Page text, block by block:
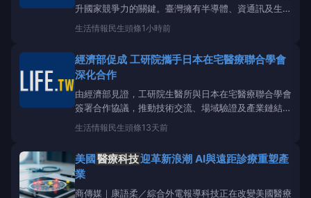
升國家競爭力的關鍵。臺灣擁有半導體、資通訊及生技
醫療等堅實產業基礎，未來更需透過跨域整合、國際合
作及創新創業，持續培育具全球競爭力的新興產業。圖
中心/綜合報導
生活情報民生頭條1小時前
經濟部促成 工研院攜手日本在宅醫療聯合學會
深化合作
由經濟部見證，工研院生醫所與日本在宅醫療聯合學會
簽署合作協議，推動技術交流、場域驗證及產業鏈結，
加速臺灣智慧在宅
醫療科技
日代表處札幌分處李杰宏秘書、經濟部技術司戴建丞簡
醫療聯合學會平元佐斗司理事長、日本在宅醫
生活情報民生頭條13天前
美國醫療科技迎革新浪潮 AI與遠距診療重塑產
業
商傳媒｜康語柔／綜合外電報導科技正在改變美國醫療